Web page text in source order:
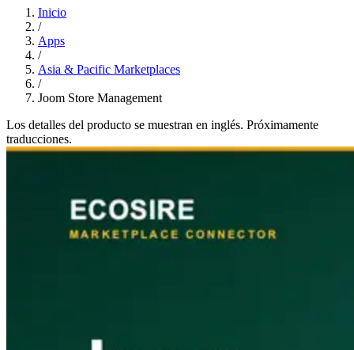
Inicio
/
Apps
/
Asia & Pacific Marketplaces
/
Joom Store Management
Los detalles del producto se muestran en inglés. Próximamente
traducciones.